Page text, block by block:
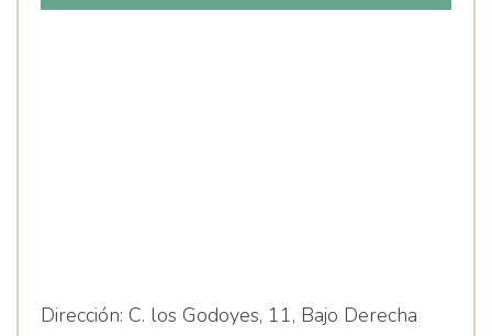
Dirección: C. los Godoyes, 11, Bajo Derecha